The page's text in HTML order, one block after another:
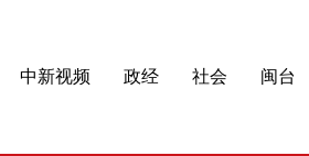
中新视频 政经 社会 闽台